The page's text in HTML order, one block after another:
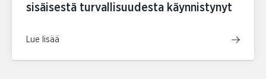
sisäisestä turvallisuudesta käynnistynyt
Lue lisää